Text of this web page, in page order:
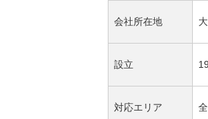
会社所在地
設立
対応エリア